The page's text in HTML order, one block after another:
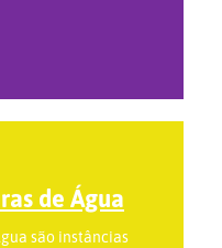
de Água
são instâncias